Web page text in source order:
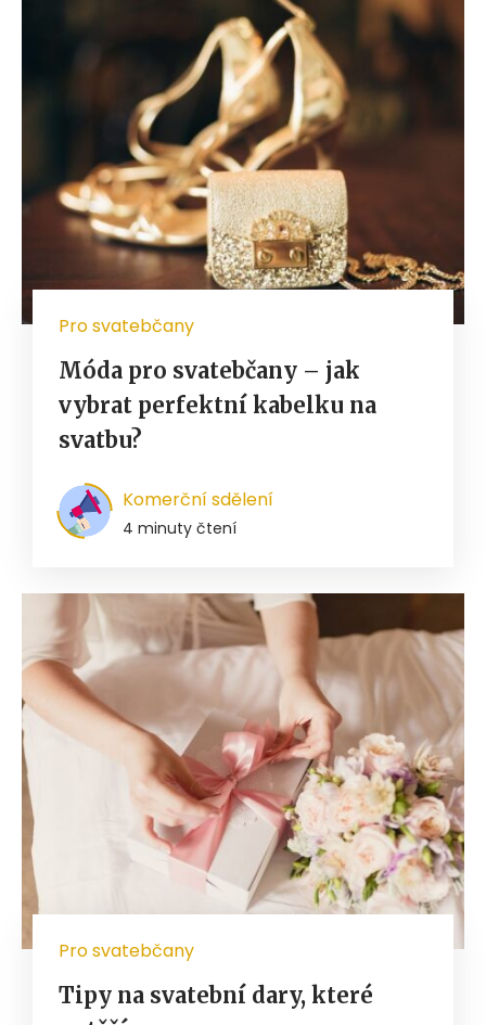
Pro svatebčany
Móda pro svatebčany – jak
vybrat perfektní kabelku na
svatbu?
Komerční sdělení
4 minuty čtení
Pro svatebčany
Tipy na svatební dary, které